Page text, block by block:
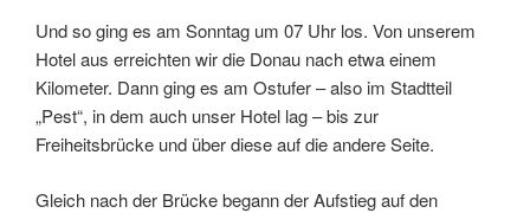
Und so ging es am Sonntag um 07 Uhr los. Von unserem
Hotel aus erreichten wir die Donau nach etwa einem
Kilometer. Dann ging es am Ostufer – also im Stadtteil
„Pest“, in dem auch unser Hotel lag – bis zur
Freiheitsbrücke und über diese auf die andere Seite.
Gleich nach der Brücke begann der Aufstieg auf den